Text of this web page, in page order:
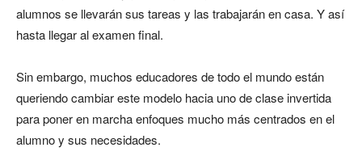
alumnos se llevarán sus tareas y las trabajarán en casa. Y así
hasta llegar al examen final.
Sin embargo, muchos educadores de todo el mundo están
queriendo cambiar este modelo hacia uno de clase invertida
para poner en marcha enfoques mucho más centrados en el
alumno y sus necesidades.